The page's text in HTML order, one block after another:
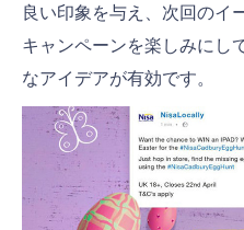
良い印象を与え、次回のイ
キャンペーンを楽しみにし
なアイデアが有効です。